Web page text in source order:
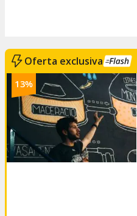
Oferta exclusiva
13%